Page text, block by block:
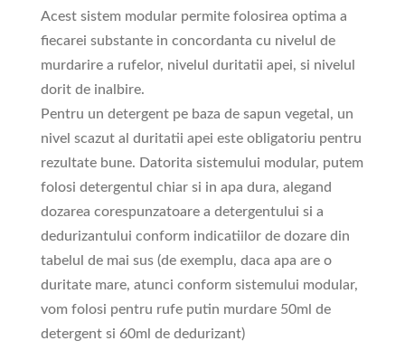
Acest sistem modular permite folosirea optima a
fiecarei substante in concordanta cu nivelul de
murdarire a rufelor, nivelul duritatii apei, si nivelul
dorit de inalbire.
Pentru un detergent pe baza de sapun vegetal, un
nivel scazut al duritatii apei este obligatoriu pentru
rezultate bune. Datorita sistemului modular, putem
folosi detergentul chiar si in apa dura, alegand
dozarea corespunzatoare a detergentului si a
dedurizantului conform indicatiilor de dozare din
tabelul de mai sus (de exemplu, daca apa are o
duritate mare, atunci conform sistemului modular,
vom folosi pentru rufe putin murdare 50ml de
detergent si 60ml de dedurizant)